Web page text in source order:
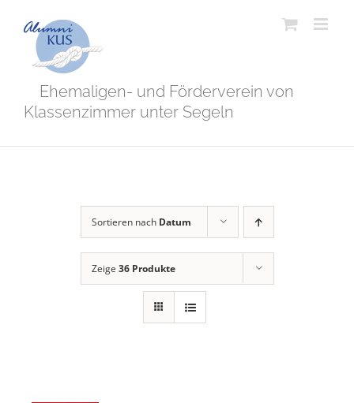
Inhalt
springen
Ehemaligen- und Förderverein von
Klassenzimmer unter Segeln
Sortieren nach Datum
Zeige 36 Produkte